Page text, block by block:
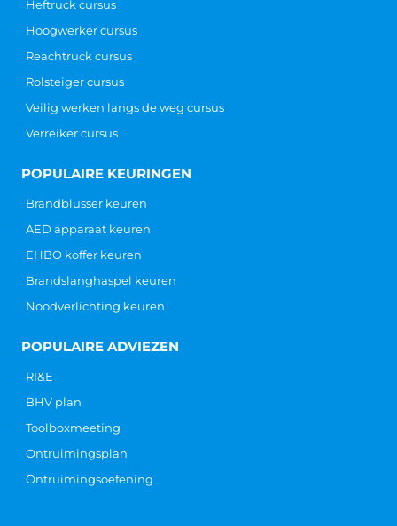
Heftruck cursus
Hoogwerker cursus
Reachtruck cursus
Rolsteiger cursus
Veilig werken langs de weg cursus
Verreiker cursus
POPULAIRE KEURINGEN
Brandblusser keuren
AED apparaat keuren
EHBO koffer keuren
Brandslanghaspel keuren
Noodverlichting keuren
POPULAIRE ADVIEZEN
RI&E
BHV plan
Toolboxmeeting
Ontruimingsplan
Ontruimingsoefening